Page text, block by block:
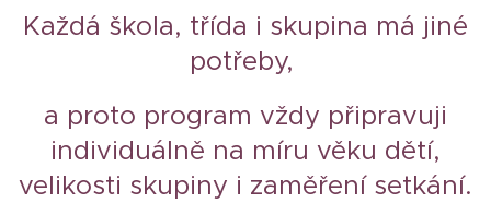
Každá škola, třída i skupina má jiné
potřeby,
a proto program vždy připravuji
individuálně na míru věku dětí,
velikosti skupiny i zaměření setkání.